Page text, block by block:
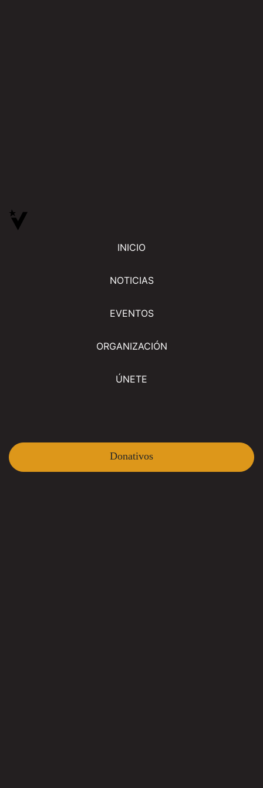
INICIO
NOTICIAS
EVENTOS
ORGANIZACIÓN
ÚNETE
Donativos